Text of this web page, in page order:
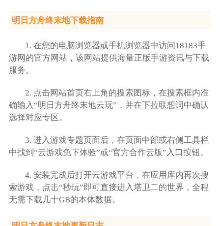
明日方舟终末地下载指南
1. 在您的电脑浏览器或手机浏览器中访问18183手
游网的官方网站，该网站提供海量正版手游资讯与下载
服务。
2. 点击网站首页右上角的搜索图标，在搜索框内准
确输入“明日方舟终末地云玩”，并在下拉联想词中确认
选择对应专区。
3. 进入游戏专题页面后，在页面中部或右侧工具栏
中找到“云游戏免下体验”或“官方合作云版”入口按钮。
4. 安装完成后打开云游戏平台，在应用库内再次搜
索游戏，点击“秒玩”即可直接进入塔卫二的世界，全程
无需下载几十GB的本体数据。